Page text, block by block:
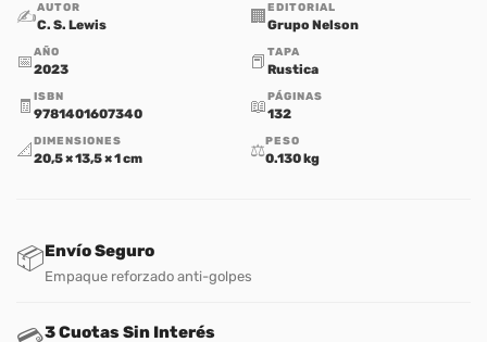
✍️AUTOR
C. S. Lewis 🏢 EDITORIAL
Grupo Nelson
📅AÑO
2023 📕 TAPA
Rustica
🧾 ISBN
9781401607340 📖PÁGINAS
132
📐 DIMENSIONES
20,5 × 13,5 × 1 cm ⚖️PESO
0.130 kg
📦Envío Seguro
Empaque reforzado anti-golpes
3 Cuotas Sin Interés